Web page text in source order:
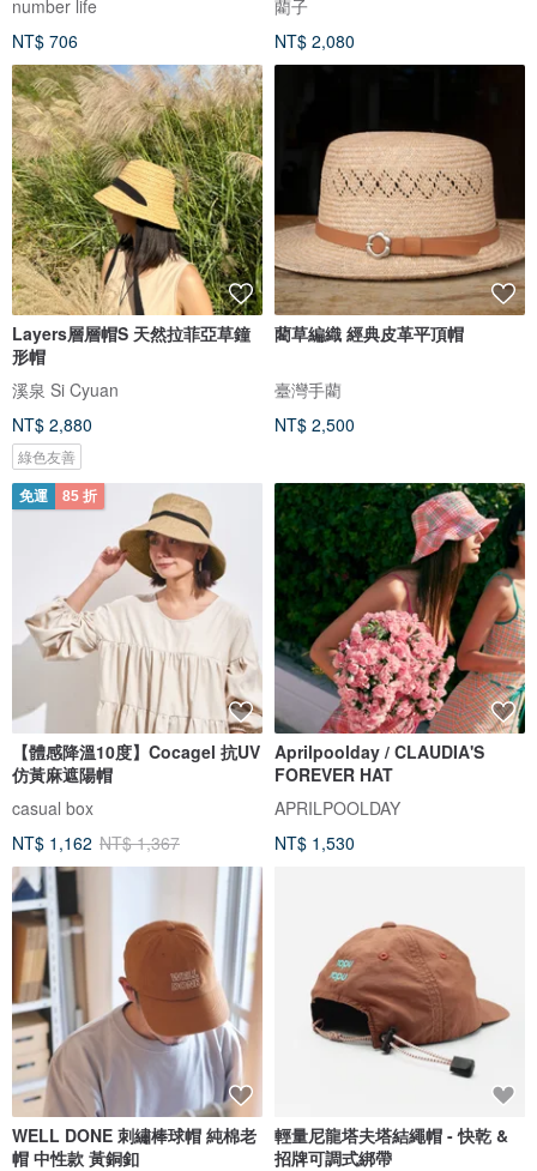
number life
NT$ 706
藺子
NT$ 2,080
Layers層層帽S 天然拉菲亞草鐘
形帽
溪泉 Si Cyuan
NT$ 2,880
綠色友善
藺草編織 經典皮革平頂帽
臺灣手藺
NT$ 2,500
免運 85 折
【體感降溫10度】Cocagel 抗UV
仿黃麻遮陽帽
casual box
NT$ 1,162 NT$ 1,367
Aprilpoolday / CLAUDIA'S
FOREVER HAT
APRILPOOLDAY
NT$ 1,530
WELL DONE 刺繡棒球帽 純棉老
帽 中性款 黃銅釦
輕量尼龍塔夫塔結繩帽 - 快乾 &
招牌可調式綁帶